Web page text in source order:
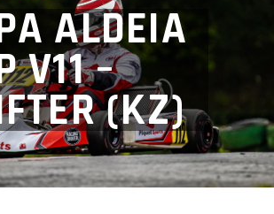
ALDEIA
V11 –
(KZ)